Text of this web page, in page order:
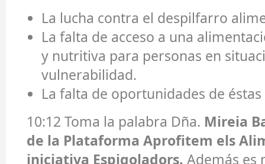
La lucha contra el despilfarro
La falta de acceso a una
y nutritiva para personas en
vulnerabilidad.
La falta de oportunidades de
10:12 Toma la palabra Dña. Mireia
de la Plataforma Aprofitem els
iniciativa Espigoladors. Además es